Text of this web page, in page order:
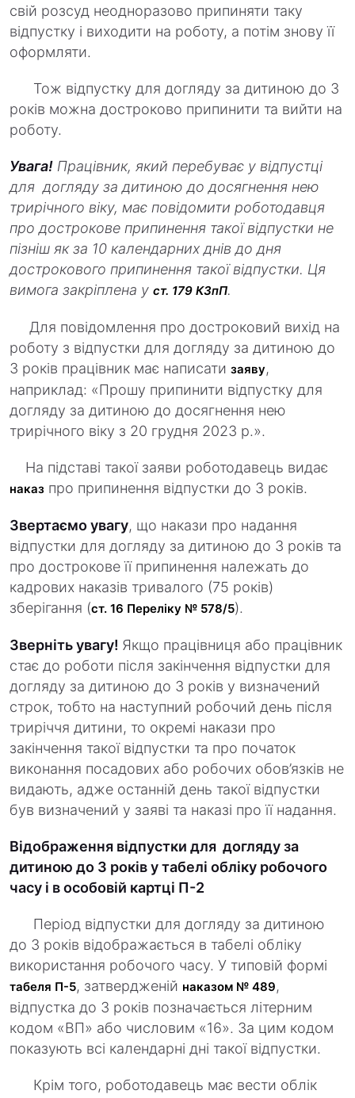
свій розсуд неодноразово припиняти таку
відпустку і виходити на роботу, а потім знову її
оформляти.
Тож відпустку для догляду за дитиною до 3
років можна достроково припинити та вийти на
роботу.
Увага! Працівник, який перебуває у відпустці
для догляду за дитиною до досягнення нею
трирічного віку, має повідомити роботодавця
про дострокове припинення такої відпустки не
пізніш як за 10 календарних днів до дня
дострокового припинення такої відпустки. Ця
вимога закріплена у ст. 179 КЗпП.
Для повідомлення про достроковий вихід на
роботу з відпустки для догляду за дитиною до
3 років працівник має написати заяву,
наприклад: «Прошу припинити відпустку для
догляду за дитиною до досягнення нею
трирічного віку з 20 грудня 2023 р.».
На підставі такої заяви роботодавець видає
наказ про припинення відпустки до 3 років.
Звертаємо увагу, що накази про надання
відпустки для догляду за дитиною до 3 років та
про дострокове її припинення належать до
кадрових наказів тривалого (75 років)
зберігання (ст. 16 Переліку № 578/5).
Зверніть увагу! Якщо працівниця або працівник
стає до роботи після закінчення відпустки для
догляду за дитиною до 3 років у визначений
строк, тобто на наступний робочий день після
триріччя дитини, то окремі накази про
закінчення такої відпустки та про початок
виконання посадових або робочих обов’язків не
видають, адже останній день такої відпустки
був визначений у заяві та наказі про її надання.
Відображення відпустки для догляду за
дитиною до 3 років у табелі обліку робочого
часу і в особовій картці П-2
Період відпустки для догляду за дитиною
до 3 років відображається в табелі обліку
використання робочого часу. У типовій формі
табеля П-5, затвердженій наказом № 489,
відпустка до 3 років позначається літерним
кодом «ВП» або числовим «16». За цим кодом
показують всі календарні дні такої відпустки.
Крім того, роботодавець має вести облік